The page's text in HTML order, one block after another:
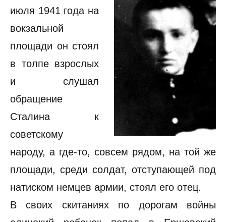
июля 1941 года на
вокзальной
площади он стоял
в толпе взрослых
и слушал
обращение
Сталина к
советскому
народу, а где-то, совсем рядом, на той же
площади, среди солдат, отступающей под
натиском немцев армии, стоял его отец.
В своих скитаниях по дорогам войны